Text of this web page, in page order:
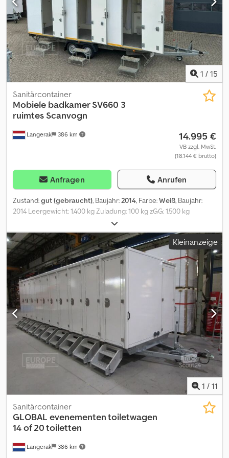
Alleinimporteur aller Marken! Keine Zwischenhändler, nur direkt
vom Importeur. GROSSER LAGERBESTAND, sofort lieferbar.
1 / 15
Langerak 386 km
Sanitärcontainer
Mobiele badkamer SV660 3
ruimtes Scanvogn
14.995 €
VB zzgl. MwSt.
(18.144 € brutto)
Anfragen Anrufen
Zustand:gut (gebraucht), Baujahr:2014, Farbe:Weiß, Baujahr:
2014 Leergewicht: 1.400 kg Zuladung: 100 kg zGG: 1.500 kg
Abmessungen (L x B x H): 810 x 250 x 295 cm Dsdpfoy A Spcsx Ap
Eskr Technischer Zustand: gut Optischer Zustand: gut Schäden:
keines = Firmeninformationen = Direkt vom Alleinimporteur aller
Marken! Keine Zwischenhändler, nur direkt vom Importeur.
GROSSER LAGERBESTAND, sofort lieferbar.
Kleinanzeige
1 / 11
Langerak 386 km
Sanitärcontainer
GLOBAL evenementen toiletwagen
14 of 20 toiletten